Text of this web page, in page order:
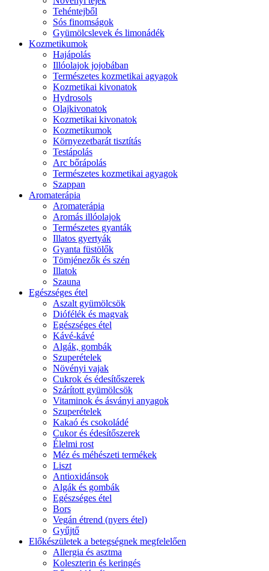
Tehéntejből
Sós finomságok
Gyümölcslevek és limonádék
Kozmetikumok
Hajápolás
Illóolajok jojobában
Természetes kozmetikai agyagok
Kozmetikai kivonatok
Hydrosols
Olajkivonatok
Kozmetikai kivonatok
Kozmetikumok
Környezetbarát tisztítás
Testápolás
Arc bőrápolás
Természetes kozmetikai agyagok
Szappan
Aromaterápia
Aromaterápia
Aromás illóolajok
Természetes gyanták
Illatos gyertyák
Gyanta füstölők
Tömjénezők és szén
Illatok
Szauna
Egészséges étel
Aszalt gyümölcsök
Diófélék és magvak
Egészséges étel
Kávé-kávé
Algák, gombák
Szuperételek
Növényi vajak
Cukrok és édesítőszerek
Szárított gyümölcsök
Vitaminok és ásványi anyagok
Szuperételek
Kakaó és csokoládé
Cukor és édesítőszerek
Élelmi rost
Méz és méhészeti termékek
Liszt
Antioxidánsok
Algák és gombák
Egészséges étel
Bors
Vegán étrend (nyers étel)
Gyűjtő
Előkészületek a betegségnek megfelelően
Allergia és asztma
Koleszterin és keringés